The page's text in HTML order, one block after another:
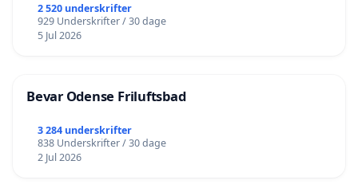
2 520 underskrifter
929 Underskrifter / 30 dage
5 Jul 2026
Bevar Odense Friluftsbad
3 284 underskrifter
838 Underskrifter / 30 dage
2 Jul 2026